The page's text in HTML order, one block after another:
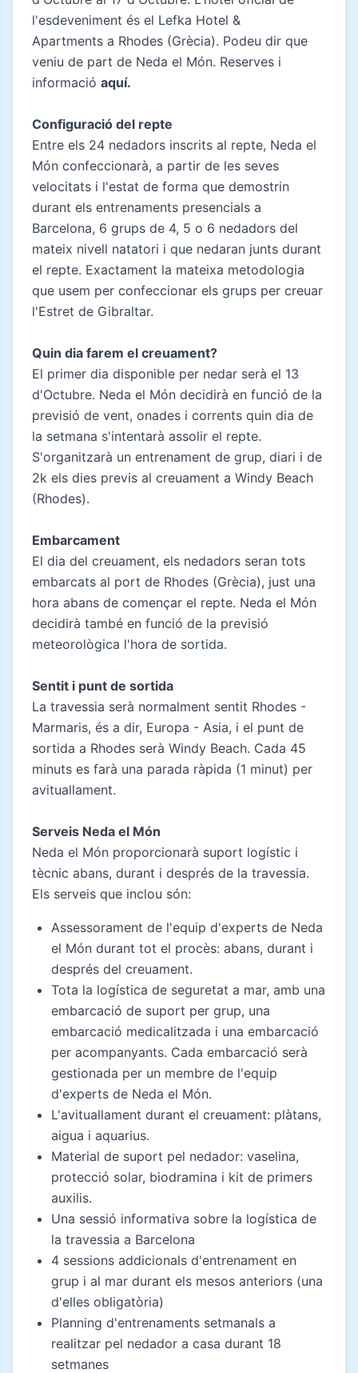
l'esdeveniment és el Lefka Hotel &
Apartments a Rhodes (Grècia). Podeu dir que
veniu de part de Neda el Món. Reserves i
informació aquí.
Configuració del repte
Entre els 24 nedadors inscrits al repte, Neda el
Món confeccionarà, a partir de les seves
velocitats i l'estat de forma que demostrin
durant els entrenaments presencials a
Barcelona, 6 grups de 4, 5 o 6 nedadors del
mateix nivell natatori i que nedaran junts durant
el repte. Exactament la mateixa metodologia
que usem per confeccionar els grups per creuar
l'Estret de Gibraltar.
Quin dia farem el creuament?
El primer dia disponible per nedar serà el 13
d'Octubre. Neda el Món decidirà en funció de la
previsió de vent, onades i corrents quin dia de
la setmana s'intentarà assolir el repte.
S'organitzarà un entrenament de grup, diari i de
2k els dies previs al creuament a Windy Beach
(Rhodes).
Embarcament
El dia del creuament, els nedadors seran tots
embarcats al port de Rhodes (Grècia), just una
hora abans de començar el repte. Neda el Món
decidirà també en funció de la previsió
meteorològica l'hora de sortida.
Sentit i punt de sortida
La travessia serà normalment sentit Rhodes -
Marmaris, és a dir, Europa - Asia, i el punt de
sortida a Rhodes serà Windy Beach. Cada 45
minuts es farà una parada ràpida (1 minut) per
avituallament.
Serveis Neda el Món
Neda el Món proporcionarà suport logístic i
tècnic abans, durant i després de la travessia.
Els serveis que inclou són:
Assessorament de l'equip d'experts de Neda
el Món durant tot el procès: abans, durant i
després del creuament.
Tota la logística de seguretat a mar, amb una
embarcació de suport per grup, una
embarcació medicalitzada i una embarcació
per acompanyants. Cada embarcació serà
gestionada per un membre de l'equip
d'experts de Neda el Món.
L'avituallament durant el creuament: plàtans,
aigua i aquarius.
Material de suport pel nedador: vaselina,
protecció solar, biodramina i kit de primers
auxilis.
Una sessió informativa sobre la logística de
la travessia a Barcelona
4 sessions addicionals d'entrenament en
grup i al mar durant els mesos anteriors (una
d'elles obligatòria)
Planning d'entrenaments setmanals a
realitzar pel nedador a casa durant 18
setmanes